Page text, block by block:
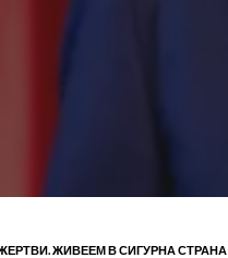
ЖИВЕЕМ В СИГУРНА СТРАНА